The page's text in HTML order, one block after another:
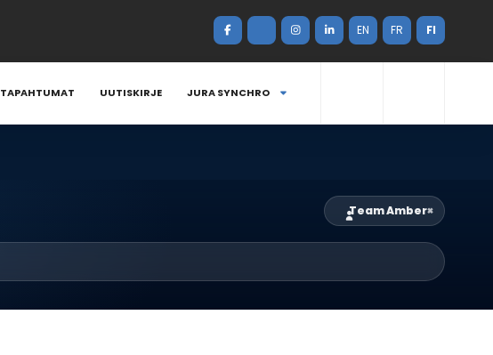
EN FR FI
TAPAHTUMAT UUTISKIRJE JURA SYNCHRO
Team Amber×